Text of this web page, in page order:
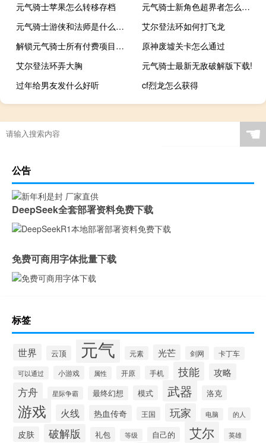
元气骑士苹果怎么转移存档
元气骑士新角色超界者怎么获得
元气骑士游侠和法师是什么关系?
艾尔登法环如何打飞龙
解锁元气骑士所有付费项目要多少钱
原神废墟关卡怎么通过
艾尔登法环弄大胸
元气骑士最新无敌破解版下载!
过年给男友发什么好听
cf烈龙怎么获得
☚
公告
DeepSeek全套部署资料免费下载
免费可商用字体批量下载
标签
世界 云顶 元气 元素 光芒 剑网 卡丁车
可以通过 小游戏 属性 开原 手机 技能 攻略
方舟 星际争霸 最终幻想 模式 武器 洛克
游戏 火线 热血传奇 王国 玩家 电脑 的人
皮肤 破解版 礼包 等级 自己的 艾尔 英雄